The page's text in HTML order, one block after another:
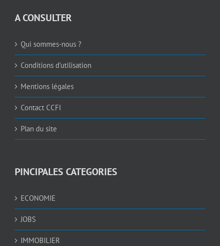
A CONSULTER
Qui sommes-nous ?
Conditions d’utilisation
Mentions légales
Contact CCFI
Plan du site
PINCIPALES CATEGORIES
ECONOMIE
JOBS
IMMOBILIER